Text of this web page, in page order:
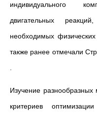
индивидуального
двигательных
необходимых
также ранее отмечали
Изучение
критериев